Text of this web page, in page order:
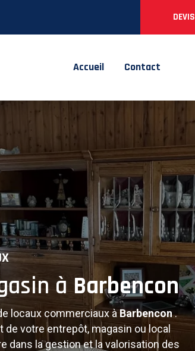
DEVIS
Accueil Contact
àBarbencon
locaux commerciaux àBarbencon.
votre entrepôt, magasin ou local
dans la gestion et la valorisation des